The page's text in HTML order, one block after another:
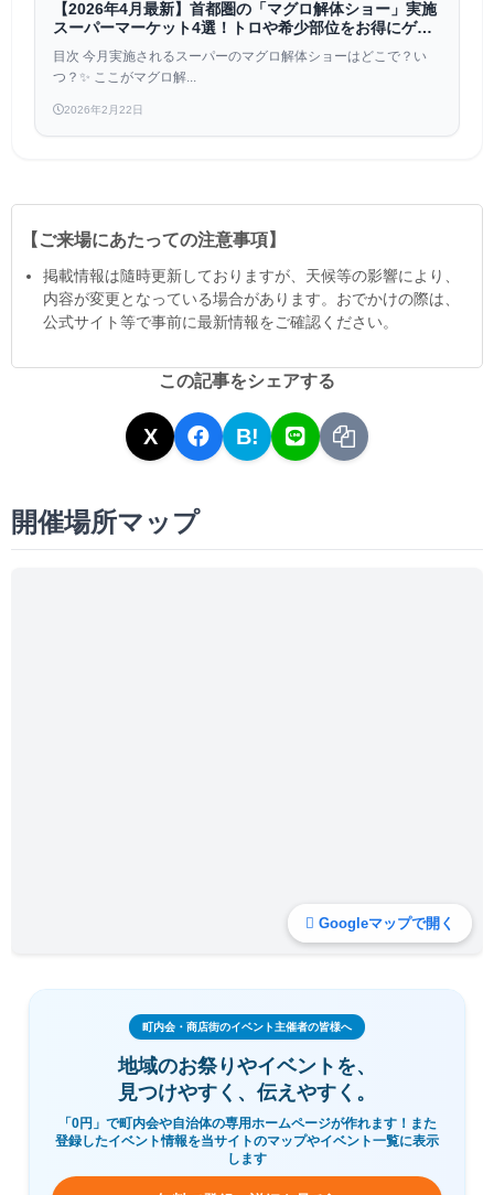
【2026年4月最新】首都圏の「マグロ解体ショー」実施
スーパーマーケット4選！トロや希少部位をお得にゲッ
ト！（4月1日更新）
目次 今月実施されるスーパーのマグロ解体ショーはどこで？い
つ？✨ ここがマグロ解...
2026年2月22日
【ご来場にあたっての注意事項】
掲載情報は隨時更新しておりますが、天候等の影響により、
内容が変更となっている場合があります。おでかけの際は、
公式サイト等で事前に最新情報をご確認ください。
この記事をシェアする
X B!
開催場所マップ
Googleマップで開く
町内会・商店街のイベント主催者の皆様へ
地域のお祭りやイベントを、
見つけやすく、伝えやすく。
「0円」で町内会や自治体の専用ホームページが作れます！また
登録したイベント情報を当サイトのマップやイベント一覧に表示
します